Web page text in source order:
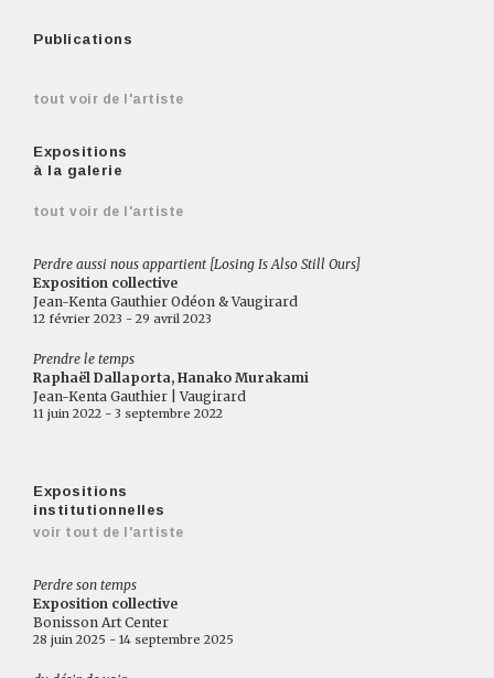
Publications
tout voir de l'artiste
Expositions
à la galerie
tout voir de l'artiste
Perdre aussi nous appartient [Losing Is Also Still Ours]
Exposition collective
Jean-Kenta Gauthier Odéon & Vaugirard
12 février 2023 - 29 avril 2023
Prendre le temps
Raphaël Dallaporta, Hanako Murakami
Jean-Kenta Gauthier | Vaugirard
11 juin 2022 - 3 septembre 2022
Expositions
institutionnelles
voir tout de l'artiste
Perdre son temps
Exposition collective
Bonisson Art Center
28 juin 2025 - 14 septembre 2025